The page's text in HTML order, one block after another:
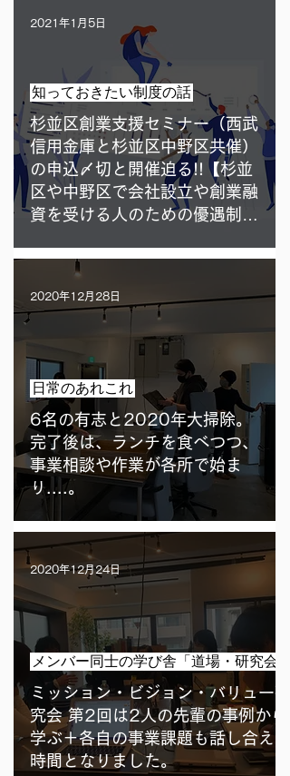
杉並区創業支援セミナー（西武
信用金庫と杉並区中野区共催）
の申込〆切と開催迫る!!【杉並
区や中野区で会社設立や創業融
資を受ける人のための優遇制
知っておきたい制度の話
2021年1月5日
6名の有志と2020年大掃除。
完了後は、ランチを食べつつ、
事業相談や作業が各所で始ま
り....。
日常のあれこれ
2020年12月28日
ミッション・ビジョン・バリュー研
究会 第2回は2人の先輩の事例から
学ぶ＋各自の事業課題も話し合えた
時間となりました。
メンバー同士の学び舎「道場・研究会」
2020年12月24日